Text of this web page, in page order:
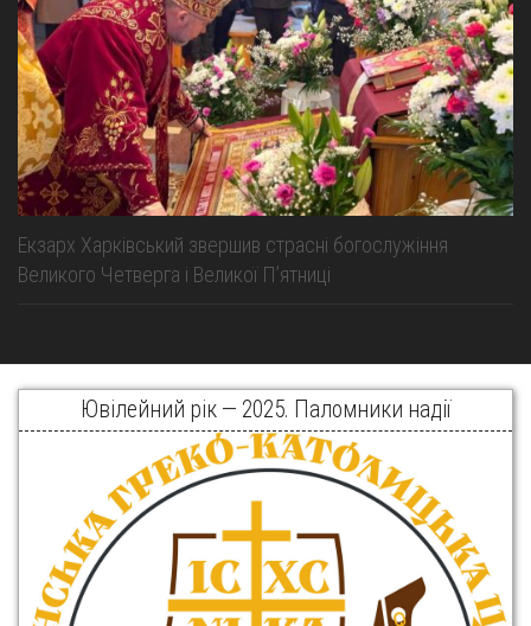
Екзарх Харківський звершив страсні богослужіння
Великого Четверга і Великої Пʼятниці
Ювілейний рік — 2025. Паломники надії